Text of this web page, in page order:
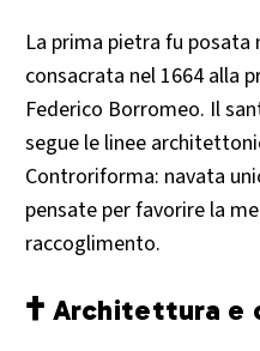
La prima pietra fu posata
consacrata nel 1664 alla
Federico Borromeo. Il
segue le linee
Controriforma: navata
pensate per favorire la
raccoglimento.
🕇 Architettura e